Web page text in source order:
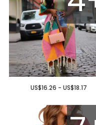
US$16.26 - US$18.17